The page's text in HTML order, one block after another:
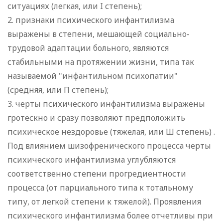
ситуациях (легкая, или I степень);
2. признаки психического инфантилизма
выражены в степени, мешающей социально-
трудовой адаптации больного, являются
стабильными на протяжении жизни, типа так
называемой "инфантильном психопатии"
(средняя, или П степень);
3. черты психического инфантилизма выражены
гротескно и сразу позволяют предположить
психическое нездоровье (тяжелая, или Ш степень) .
Под влиянием шизофренического процесса черты
психического инфантилизма углубляются
соответственно степени прогредиентности
процесса (от парциального типа к тотальному
типу, от легкой степени к тяжелой). Проявления
психического инфантилизма более отчетливы при